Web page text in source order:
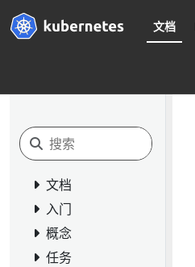
文档
文档
入门
概念
任务